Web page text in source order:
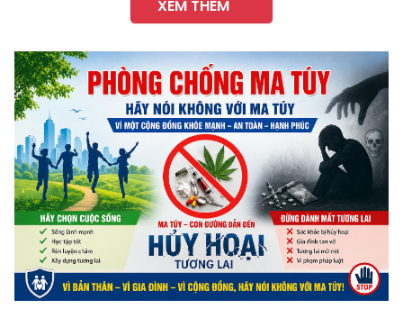
XEM THÊM